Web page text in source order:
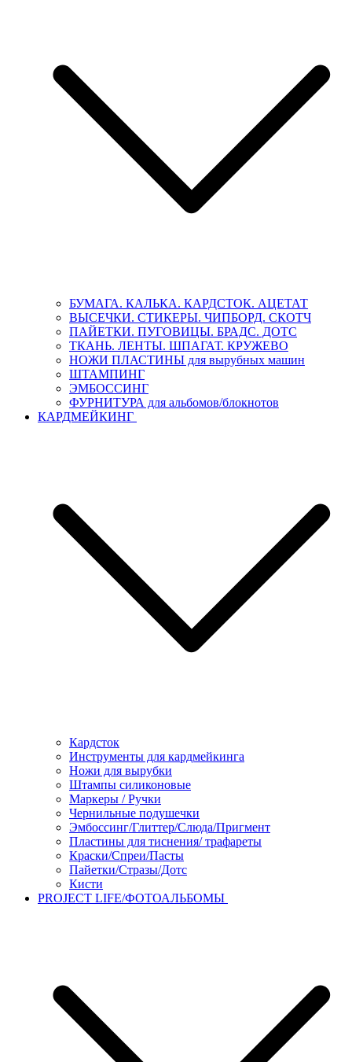
БУМАГА. КАЛЬКА. КАРДСТОК. АЦЕТАТ
ВЫСЕЧКИ. СТИКЕРЫ. ЧИПБОРД. СКОТЧ
ПАЙЕТКИ. ПУГОВИЦЫ. БРАДС. ДОТС
ТКАНЬ. ЛЕНТЫ. ШПАГАТ. КРУЖЕВО
НОЖИ ПЛАСТИНЫ для вырубных машин
ШТАМПИНГ
ЭМБОССИНГ
ФУРНИТУРА для альбомов/блокнотов
КАРДМЕЙКИНГ
Кардсток
Инструменты для кардмейкинга
Ножи для вырубки
Штампы силиконовые
Маркеры / Ручки
Чернильные подушечки
Эмбоссинг/Глиттер/Слюда/Пригмент
Пластины для тиснения/ трафареты
Краски/Спреи/Пасты
Пайетки/Стразы/Дотс
Кисти
PROJECT LIFE/ФОТОАЛЬБОМЫ